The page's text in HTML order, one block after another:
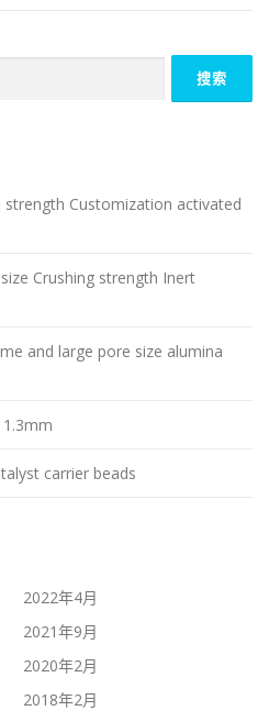
strength Customization activated
Crushing strength Inert
and large pore size alumina
carrier beads
2022年4月
2021年9月
2020年2月
2018年2月